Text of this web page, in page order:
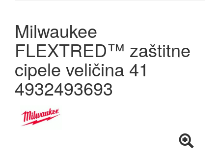
Milwaukee
FLEXTRED™ zaštitne
cipele veličina 41
4932493693